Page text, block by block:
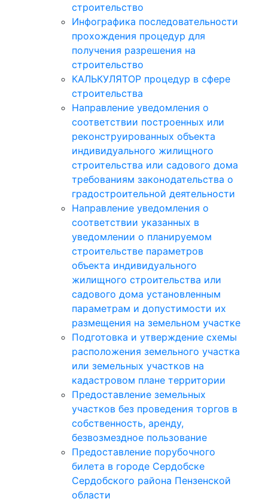
строительство
Инфографика последовательности
прохождения процедур для
получения разрешения на
строительство
КАЛЬКУЛЯТОР процедур в сфере
строительства
Направление уведомления о
соответствии построенных или
реконструированных объекта
индивидуального жилищного
строительства или садового дома
требованиям законодательства о
градостроительной деятельности
Направление уведомления о
соответствии указанных в
уведомлении о планируемом
строительстве параметров
объекта индивидуального
жилищного строительства или
садового дома установленным
параметрам и допустимости их
размещения на земельном участке
Подготовка и утверждение схемы
расположения земельного участка
или земельных участков на
кадастровом плане территории
Предоставление земельных
участков без проведения торгов в
собственность, аренду,
безвозмездное пользование
Предоставление порубочного
билета в городе Сердобске
Сердобского района Пензенской
области